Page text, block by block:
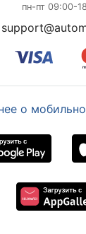
пн-пт 09:00-
о